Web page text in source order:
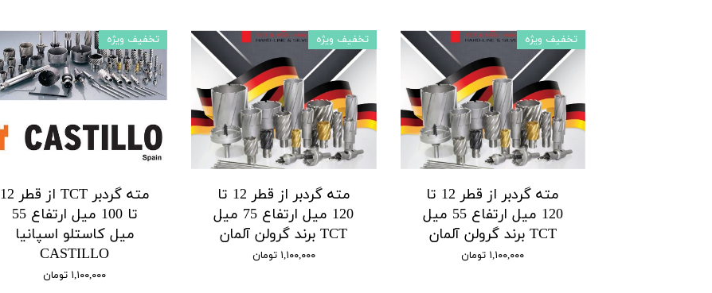
مته گردبر از قطر 12 تا
120 میل ارتفاع 55 میل
TCT برند گرولن آلمان
۱,۱۰۰,۰۰۰ تومان
تخفیف ویژه
مته گردبر از قطر 12 تا
120 میل ارتفاع 75 میل
TCT برند گرولن آلمان
۱,۱۰۰,۰۰۰ تومان
تخفیف ویژه
مته گردبر TCT از قطر 12
تا 100 میل ارتفاع 55
میل کاستلو اسپانیا
CASTILLO
۱,۱۰۰,۰۰۰ تومان
تخفیف ویژه